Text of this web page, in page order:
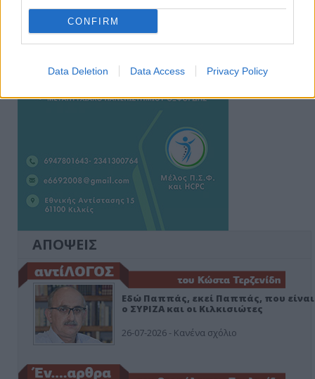
CONFIRM
Data Deletion Data Access Privacy Policy
ΑΠΟΨΕΙΣ
Εδώ Παππάς, εκεί Παππάς, που είναι
ο ΣΥΡΙΖΑ και οι Κιλκισιώτες
26-07-2026 - Κανένα σχόλιο